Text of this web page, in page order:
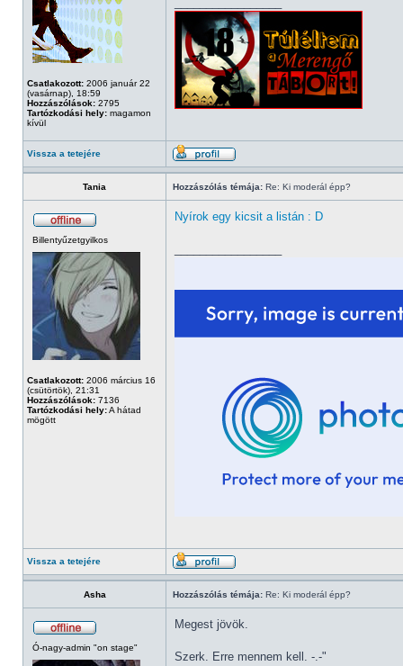
Csatlakozott: 2006 január 22
(vasárnap), 18:59
Hozzászólások: 2795
Tartózkodási hely: magamon
kívül
Vissza a tetejére
Tania Hozzászólás témája: Re: Ki moderál épp?
Billentyűzetgyilkos
Csatlakozott: 2006 március 16
(csütörtök), 21:31
Hozzászólások: 7136
Tartózkodási hely:A hátad
mögött
Nyírok egy kicsit a listán : D
Vissza a tetejére
Asha Hozzászólás témája: Re: Ki moderál épp?
Ó-nagy-admin "on stage"
Megest jövök.
Szerk. Erre mennem kell. -.-"